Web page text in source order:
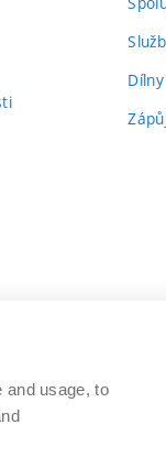
Dílny
and usage, to